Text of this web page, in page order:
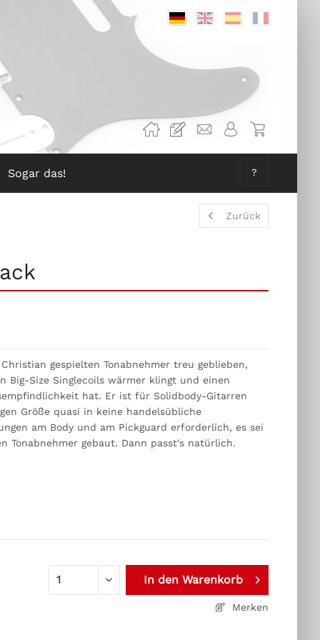
DeutschEnglischSpanisch
Sogar das! ?
Zurück
In den Warenkorb
Merken
gespielten Tonabnehmer treu geblieben,
Big-Size Singlecoils wärmer klingt und einen
hat. Er ist für Solidbody-Gitarren
Größe quasi in keine handelsübliche
am Body und am Pickguard erforderlich, es sei
Tonabnehmer gebaut. Dann passt's natürlich.